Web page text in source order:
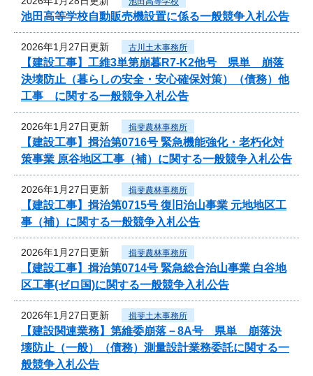
池田高等学校自動販売機設置に係る一般競争入札公告
2026年1月27日更新 古川土木事務所
【建設工事】工維3単第崩暮R7-K2他号 県単 崩落
決壊防止（暮らしの安全・安心確保対策）（債務）他
工事 に関する一般競争入札公告
2026年1月27日更新 揖斐農林事務所
【建設工事】揖治第0716号 緊急機能強化・老朽化対
策事業 原谷地区工事（補）に関する一般競争入札公告
2026年1月27日更新 揖斐農林事務所
【建設工事】揖治第0715号 復旧治山事業 元地地区工
事（補）に関する一般競争入札公告
2026年1月27日更新 揖斐農林事務所
【建設工事】揖治第0714号 緊急総合治山事業 白谷地
区工事(ゼロ国)に関する一般競争入札公告
2026年1月27日更新 揖斐土木事務所
【建設関連業務】第維委崩落－8A号 県単 崩落決
壊防止（一般）（債務）測量設計業務委託に関する一
般競争入札公告